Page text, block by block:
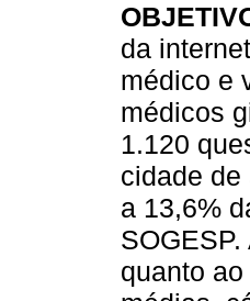
da
médico e
médicos
1.120
cidade de
a 13,6%
quanto